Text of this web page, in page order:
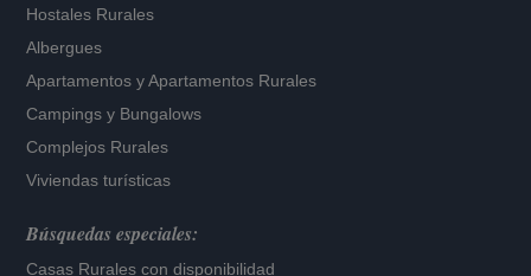
Hostales Rurales
Albergues
Apartamentos yApartamentos Rurales
Campings y Bungalows
Complejos Rurales
Viviendas turísticas
Búsquedas especiales:
Casas Rurales con disponibilidad